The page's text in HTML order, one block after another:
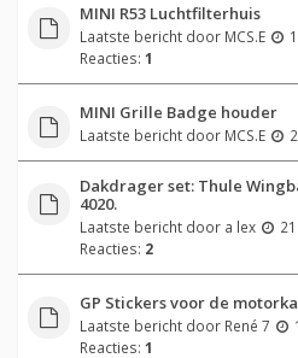
MINI R53 Luchtfilterhuis
Laatste bericht door MCS.E
Reacties: 1
MINI Grille Badge houder
Laatste bericht door MCS.E
Dakdrager set: Thule
4020.
Laatste bericht door a lex
Reacties: 2
GP Stickers voor de
Laatste bericht door René 7
Reacties: 1